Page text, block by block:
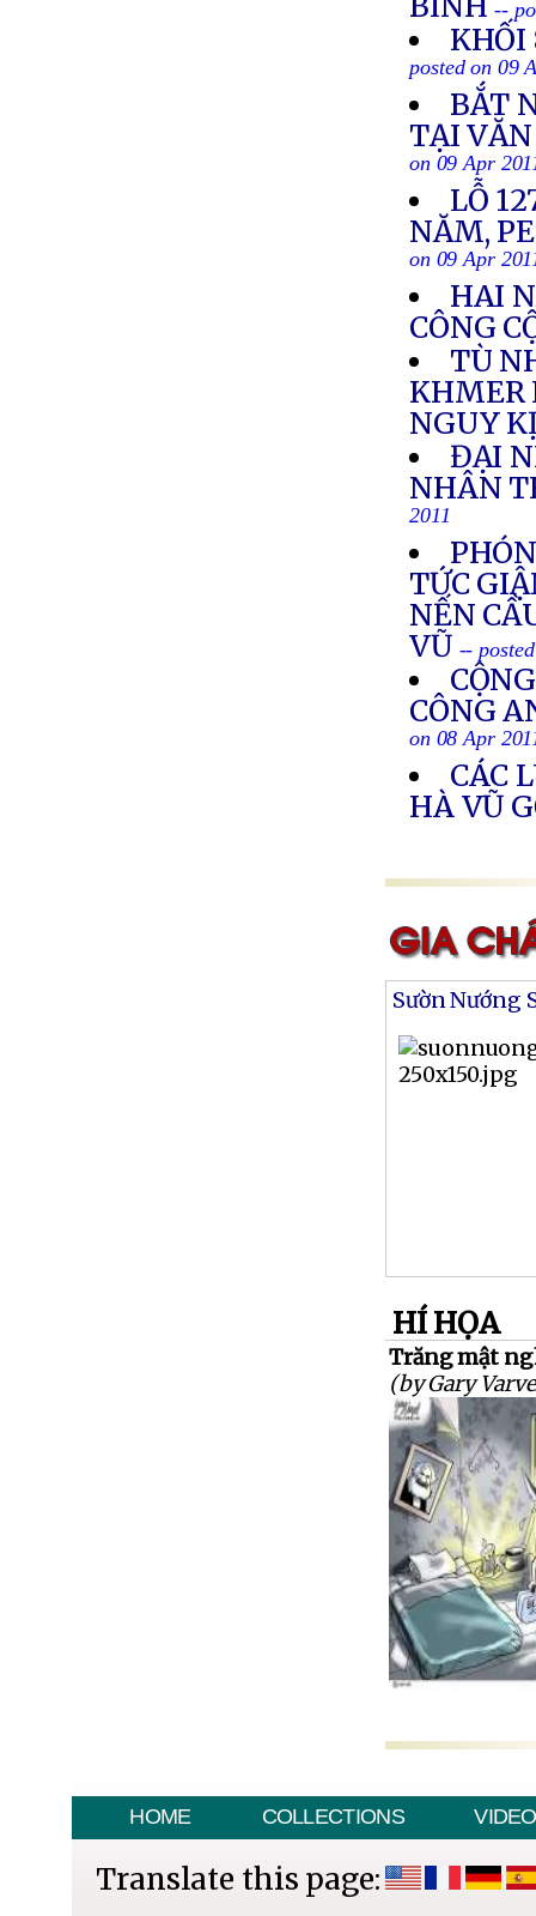
--
posted on 09
BẮT
TẠI
on 09 Apr
LỖ
NĂM,
on 09 Apr
HAI
CÔNG
TÙ
KHMER
NGUY
ĐẠI
NHÂN
2011
TỨC
NẾN
VŨ --
CÔNG
on 08 Apr
CÁC
HÀ VŨ
Sườn Nướng
HÍ HỌA
Trăng mật
(by Gary
HOME COLLECTIONS VIDEO
Translate this page: